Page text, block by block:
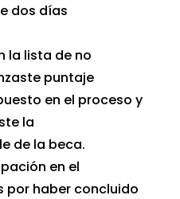
dos días
la lista de no
puntaje
en el proceso y
la
de la beca.
en el
por haber concluido